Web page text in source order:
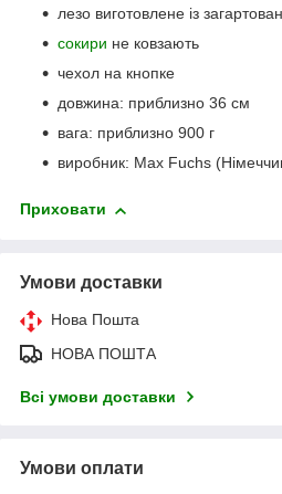
лезо виготовлене із
сокири не ковзають
чехол на кнопке
довжина: приблизно 36 см
вага: приблизно 900 г
виробник: Max Fuchs
Приховати
Умови доставки
Нова Пошта
НОВА ПОШТА
Всі умови доставки
Умови оплати